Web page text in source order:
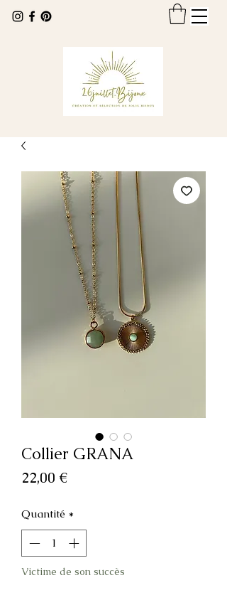
Collier GRANA
22,00 €Prix
Quantité *
Victime de son succès